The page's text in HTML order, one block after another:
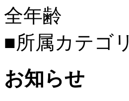
全年齢
■所属カテゴリ
お知らせ